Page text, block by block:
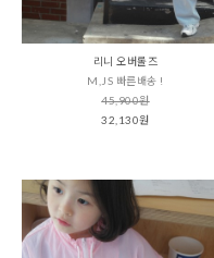
리니 오버롤즈
M,JS 빠른배송 !
45,900원
32,130원